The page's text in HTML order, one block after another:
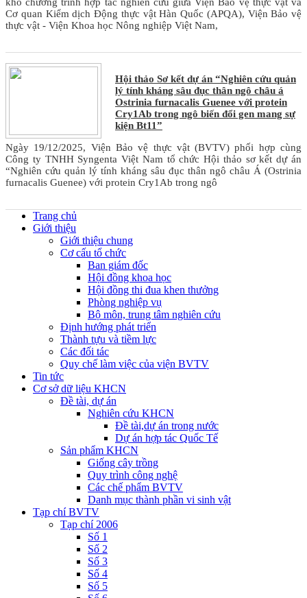
khổ chương trình hợp tác nghiên cứu giữa Viện Bảo vệ thực vật và
Cơ quan Kiểm dịch Động thực vật Hàn Quốc (APQA), Viện Bảo vệ
thực vật - Viện Khoa học Nông nghiệp Việt Nam,
Hội thảo Sơ kết dự án “Nghiên cứu quản
lý tính kháng sâu đục thân ngô châu á
Ostrinia furnacalis Guenee với protein
Cry1Ab trong ngô biến đổi gen mang sự
kiện Bt11”
Ngày 19/12/2025, Viện Bảo vệ thực vật (BVTV) phối hợp cùng
Công ty TNHH Syngenta Việt Nam tổ chức Hội thảo sơ kết dự án
“Nghiên cứu quản lý tính kháng sâu đục thân ngô châu Á (Ostrinia
furnacalis Guenee) với protein Cry1Ab trong ngô
Trang chủ
Giới thiệu
Giới thiệu chung
Cơ cấu tổ chức
Ban giám đốc
Hội đồng khoa học
Hội đồng thi đua khen thưởng
Phòng nghiệp vụ
Bộ môn, trung tâm nghiên cứu
Định hướng phát triển
Thành tựu và tiềm lực
Các đối tác
Quy chế làm việc của viện BVTV
Tin tức
Cơ sở dữ liệu KHCN
Đề tài, dự án
Nghiên cứu KHCN
Đề tài,dự án trong nước
Dự án hợp tác Quốc Tế
Sản phẩm KHCN
Giống cây trồng
Quy trình công nghệ
Các chế phẩm BVTV
Danh mục thành phần vi sinh vật
Tạp chí BVTV
Tạp chí 2006
Số 1
Số 2
Số 3
Số 4
Số 5